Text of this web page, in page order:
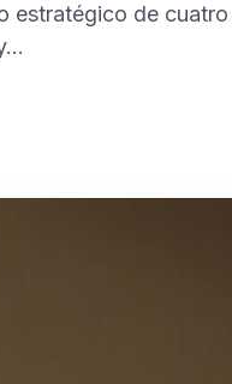
estratégico de